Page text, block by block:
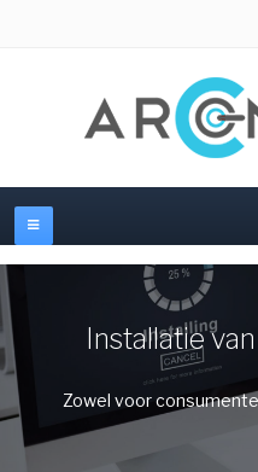
Installatie
Zowel voor